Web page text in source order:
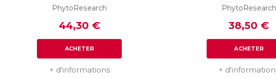
PhytoResearch
44,30 €
ACHETER
+ d'informations
PhytoResearch
38,50 €
ACHETER
+